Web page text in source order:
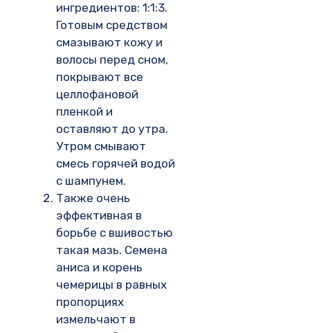
ингредиентов: 1:1:3.
Готовым средством
смазывают кожу и
волосы перед сном,
покрывают все
целлофановой
пленкой и
оставляют до утра.
Утром смывают
смесь горячей водой
с шампунем.
Также очень
эффективная в
борьбе с вшивостью
такая мазь. Семена
аниса и корень
чемерицы в равных
пропорциях
измельчают в